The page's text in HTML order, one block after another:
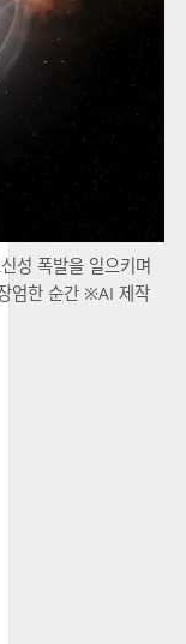
성 폭발을 일으키며
엄한 순간 ※AI 제작